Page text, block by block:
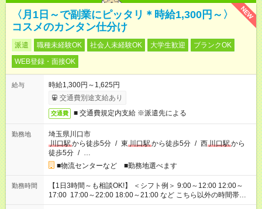
NEW
〈月1日～で副業にピッタリ＊時給1,300円～〉
コスメのカンタン仕分け
派遣 職種未経験OK 社会人未経験OK 大学生歓迎
ブランクOK
WEB登録・面接OK
給与
時給1,300円～1,625円
交通費別途支給あり
交通費 ■ 交通費規定内支給 ※派遣先による
勤務地
埼玉県川口市
川口駅から徒歩5分 / 東 川口駅から徒歩5分 / 西川口駅から
徒歩5分 / …
■物流センターなど ■勤務地選べます
勤務時間
【1日3時間～も相談OK!】 ＜シフト例＞ 9:00～12:00 12:00～
17:00 17:00～22:00 18:00～21:00 など こちら以外の時間帯も
お気軽にご相談ください！